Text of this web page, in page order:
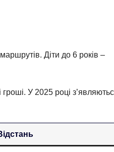
Діти до 6 років –
У 2025 році